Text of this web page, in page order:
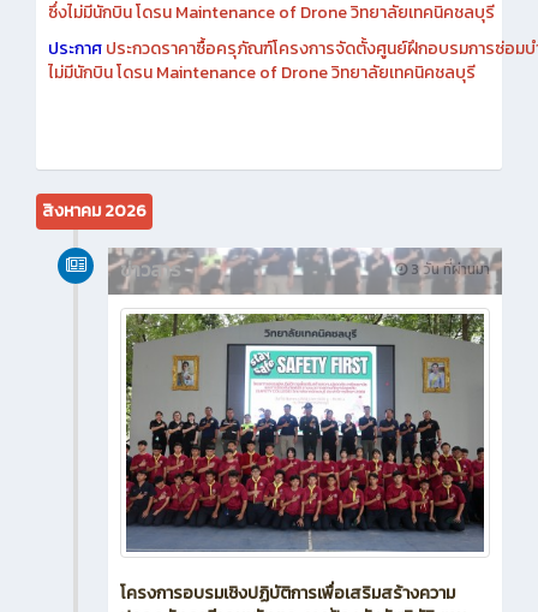
เอกสารประกวดราคาการซื้อครุภัณฑ์โครงการจัดตั้งศูนย์ฝึกอบรมการซ่
ซึ่งไม่มีนักบิน โดรน Maintenance of Drone วิทยาลัยเทคนิคชลบุรี
ประกาศประกวดราคาซื้อครุภัณฑ์โครงการจัดตั้งศูนย์ฝึกอบรมการซ่อมบ
สิงหาคม 2026
3 วัน ที่ผ่านมา
ข่าวสาร